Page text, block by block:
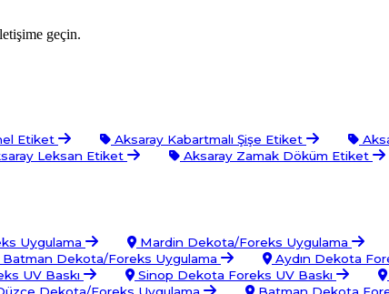
geçin.
Etiket Aksaray Kabartmalı Şişe Etiket
Leksan Etiket Aksaray Zamak Döküm Etiket
Uygulama Mardin Dekota/Foreks Uygulama
Batman Dekota/Foreks Uygulama Aydın Dekota
UV Baskı Sinop Dekota Foreks UV Baskı